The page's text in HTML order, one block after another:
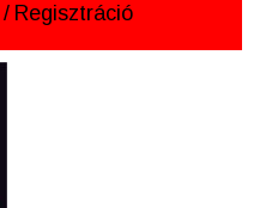
/ Regisztráció